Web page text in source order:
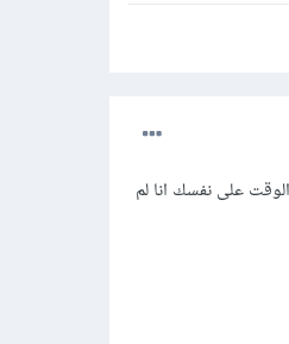
على نفسك انا لم